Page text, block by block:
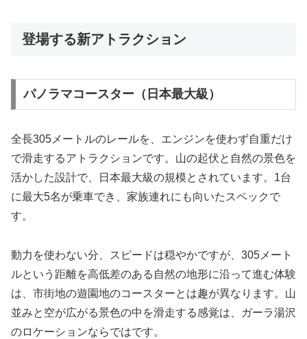
登場する新アトラクション
パノラマコースター（日本最大級）
全長305メートルのレールを、エンジンを使わず自重だけ
で滑走するアトラクションです。山の起伏と自然の景色を
活かした設計で、日本最大級の規模とされています。1台
に最大5名が乗車でき、家族連れにも向いたスペックで
す。
動力を使わない分、スピードは穏やかですが、305メート
ルという距離を高低差のある自然の地形に沿って進む体験
は、市街地の遊園地のコースターとは趣が異なります。山
並みと空が広がる景色の中を滑走する感覚は、ガーラ湯沢
のロケーションならではです。